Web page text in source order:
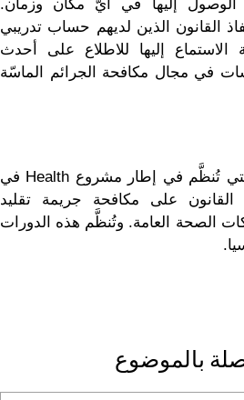
الوصول إليها في أيّ مكان وزمان.
القانون الذين لديهم حساب تدريبي
الاستماع إليها للاطلاع على أحدث
في مجال مكافحة الجرائم الماسّة
تسهم الدورات التدريبية التي تُنظَّم في إطار مشروع Health في
القانون على مكافحة جريمة تقليد
الصحة العامة. وتُنظَّم هذه الدورات
بالموضوع